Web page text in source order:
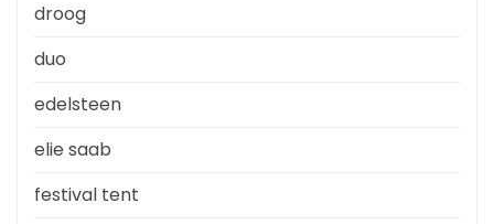
droog
duo
edelsteen
elie saab
festival tent